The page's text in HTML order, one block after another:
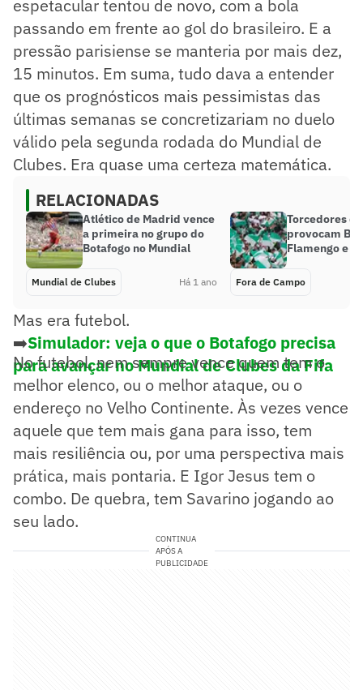
espetacular tentou de novo, com a bola
passando em frente ao gol do brasileiro. E a
pressão parisiense se manteria por mais dez,
15 minutos. Em suma, tudo dava a entender
que os prognósticos mais pessimistas das
últimas semanas se concretizariam no duelo
válido pela segunda rodada do Mundial de
Clubes. Era quase uma certeza matemática.
RELACIONADAS
Atlético de Madrid vence
a primeira no grupo do
Botafogo no Mundial
Mundial de Clubes Há 1 ano
Torcedores
provocam
Flamengo e
Fora de Campo
Mas era futebol.
➡️Simulador: veja o que o Botafogo precisa
para avançar no Mundial de Clubes da Fifa
No futebol, nem sempre vence quem tem o
melhor elenco, ou o melhor ataque, ou o
endereço no Velho Continente. Às vezes vence
aquele que tem mais gana para isso, tem
mais resiliência ou, por uma perspectiva mais
prática, mais pontaria. E Igor Jesus tem o
combo. De quebra, tem Savarino jogando ao
seu lado.
CONTINUA
APÓS A
PUBLICIDADE